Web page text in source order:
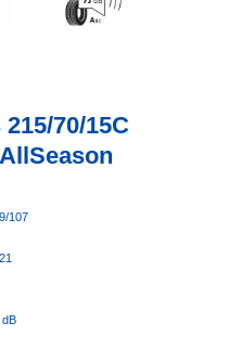
70/15C
107
dB